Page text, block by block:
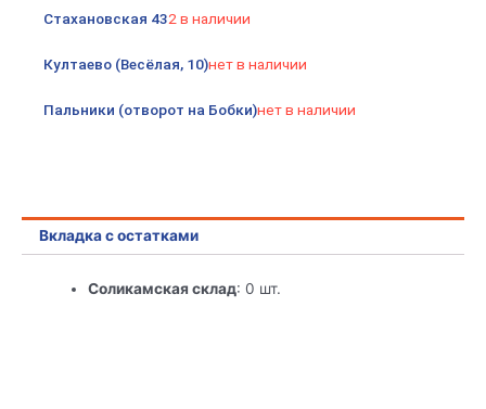
Стахановская 432 в наличии
Култаево (Весёлая, 10)нет в наличии
Пальники (отворот на Бобки)нет в наличии
Вкладка с остатками
Соликамская склад: 0 шт.